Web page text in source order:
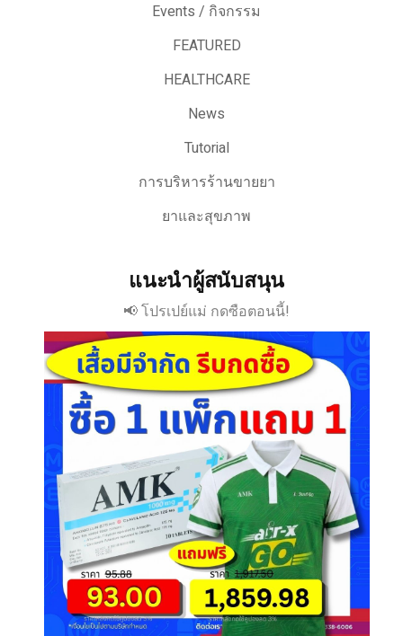
Events / กิจกรรม
FEATURED
HEALTHCARE
News
Tutorial
การบริหารร้านขายยา
ยาและสุขภาพ
แนะนำผู้สนับสนุน
📢 โปรเปย์แม่ กดซือตอนนี้!